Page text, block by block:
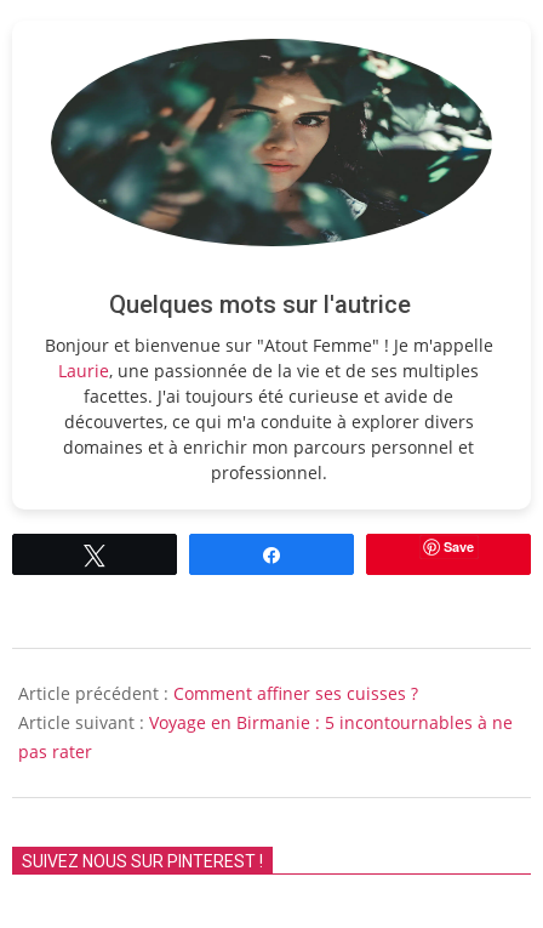
Quelques mots sur l'autrice
Bonjour et bienvenue sur "Atout Femme" ! Je m'appelle
Laurie, une passionnée de la vie et de ses multiples
facettes. J'ai toujours été curieuse et avide de
découvertes, ce qui m'a conduite à explorer divers
domaines et à enrichir mon parcours personnel et
professionnel.
Save
12-
08
Article précédent : Comment affiner ses cuisses ?
Article suivant : Voyage en Birmanie : 5 incontournables à ne
pas rater
SUIVEZ NOUS SUR PINTEREST !